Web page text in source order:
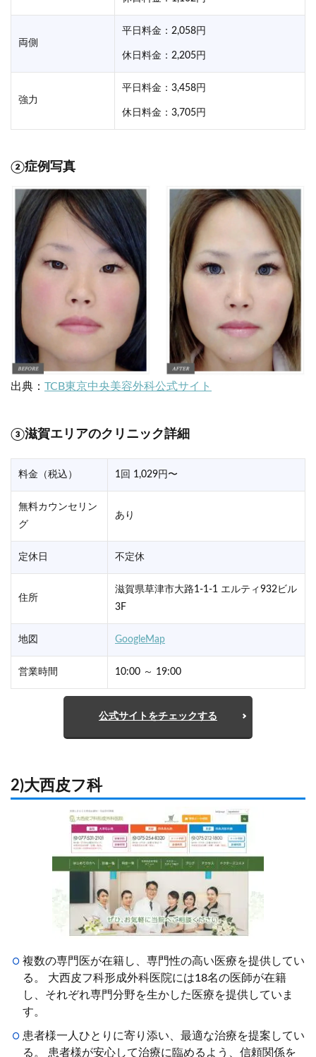
両側
平日料金：2,058円
休日料金：2,205円
強力
平日料金：3,458円
休日料金：3,705円
②症例写真
出典： TCB東京中央美容外科公式サイト
③滋賀エリアのクリニック詳細
料金（税込） 1回 1,029円〜
無料カウンセリン
グ
あり
定休日 不定休
住所
滋賀県草津市大路1-1-1 エルティ932ビル
3F
地図 GoogleMap
営業時間 10:00 ～ 19:00
公式サイトをチェックする
2)大西皮フ科
複数の専門医が在籍し、専門性の高い医療を提供してい
る。 大西皮フ科形成外科医院には18名の医師が在籍
し、それぞれ専門分野を生かした医療を提供していま
す。
患者様一人ひとりに寄り添い、最適な治療を提案してい
る。 患者様が安心して治療に臨めるよう、信頼関係を